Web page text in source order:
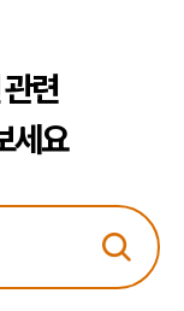
련
세요